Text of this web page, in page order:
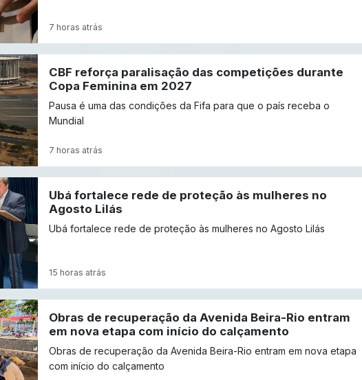
7 horas atrás
CBF reforça paralisação das competições durante
Copa Feminina em 2027
Pausa é uma das condições da Fifa para que o país receba o
Mundial
7 horas atrás
Ubá fortalece rede de proteção às mulheres no
Agosto Lilás
Ubá fortalece rede de proteção às mulheres no Agosto Lilás
15 horas atrás
Obras de recuperação da Avenida Beira-Rio entram
em nova etapa com início do calçamento
Obras de recuperação da Avenida Beira-Rio entram em nova etapa
com início do calçamento